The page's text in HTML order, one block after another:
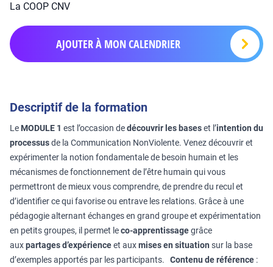
La COOP CNV
AJOUTER À MON CALENDRIER
Descriptif de la formation
Le MODULE 1 est l’occasion dedécouvrir les baseset l’intention du
processusde la Communication NonViolente. Venez découvrir et
expérimenter la notion fondamentale de besoin humain et les
mécanismes de fonctionnement de l’être humain qui vous
permettront de mieux vous comprendre, de prendre du recul et
d’identifier ce qui favorise ou entrave les relations. Grâce à une
pédagogie alternant échanges en grand groupe et expérimentation
en petits groupes, il permet leco-apprentissagegrâce
auxpartages d’expérienceet auxmises en situation sur la base
d’exemples apportés par les participants. Contenu de référence :